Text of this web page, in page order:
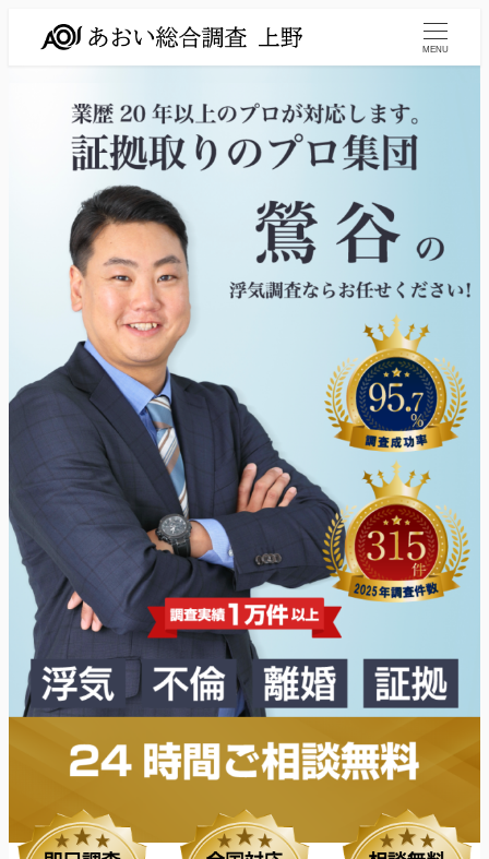
MENU